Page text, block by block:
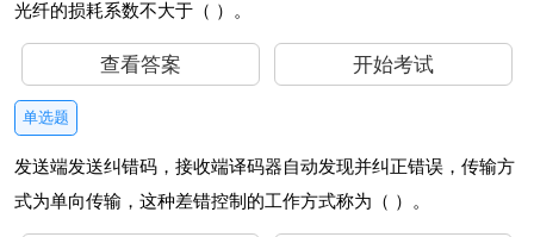
光纤的损耗系数不大于（ ）。
查看答案 开始考试
单选题
发送端发送纠错码，接收端译码器自动发现并纠正错误，传输方
式为单向传输，这种差错控制的工作方式称为（ ）。